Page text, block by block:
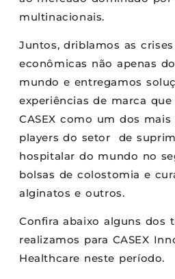
multinacionais.
Juntos, driblamos as
econômicas não apenas
mundo e entregamos
experiências de marca
CASEX como um dos
players do setor de
hospitalar do mundo no
bolsas de colostomia e
alginatos e outros.
Confira abaixo alguns dos
realizamos para CASEX
Healthcare neste período.